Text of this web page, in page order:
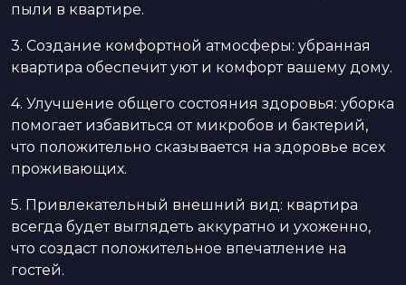
пыли в квартире.
3. Создание комфортной атмосферы: убранная
квартира обеспечит уют и комфорт вашему дому.
4. Улучшение общего состояния здоровья: уборка
помогает избавиться от микробов и бактерий,
что положительно сказывается на здоровье всех
проживающих.
5. Привлекательный внешний вид: квартира
всегда будет выглядеть аккуратно и ухоженно,
что создаст положительное впечатление на
гостей.